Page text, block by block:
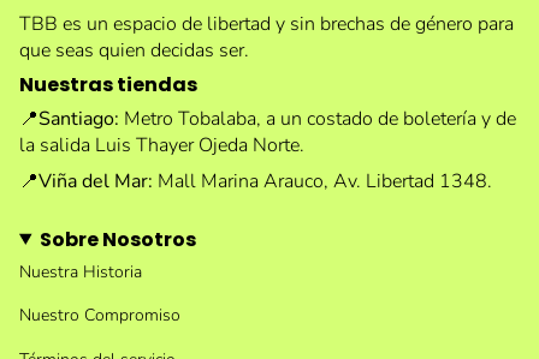
TBB es un espacio de libertad y sin brechas de género para
que seas quien decidas ser.
Nuestras tiendas
📍Santiago: Metro Tobalaba, a un costado de boletería y de
la salida Luis Thayer Ojeda Norte.
📍Viña del Mar: Mall Marina Arauco, Av. Libertad 1348.
Sobre Nosotros
Nuestra Historia
Nuestro Compromiso